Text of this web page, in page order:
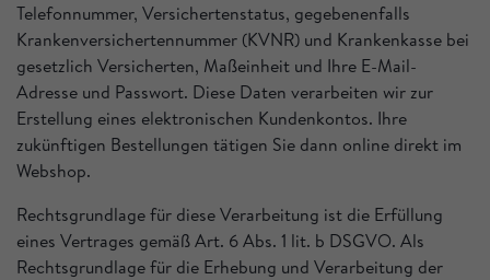
Telefonnummer, Versichertenstatus, gegebenenfalls
Krankenversichertennummer (KVNR) und Krankenkasse bei
gesetzlich Versicherten, Maßeinheit und Ihre E-Mail-
Adresse und Passwort. Diese Daten verarbeiten wir zur
Erstellung eines elektronischen Kundenkontos. Ihre
zukünftigen Bestellungen tätigen Sie dann online direkt im
Webshop.
Rechtsgrundlage für diese Verarbeitung ist die Erfüllung
eines Vertrages gemäß Art. 6 Abs. 1 lit. b DSGVO. Als
Rechtsgrundlage für die Erhebung und Verarbeitung der